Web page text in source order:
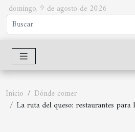
domingo, 9 de agosto de 2026
Inicio
Dónde comer
La ruta del queso: restaurantes para